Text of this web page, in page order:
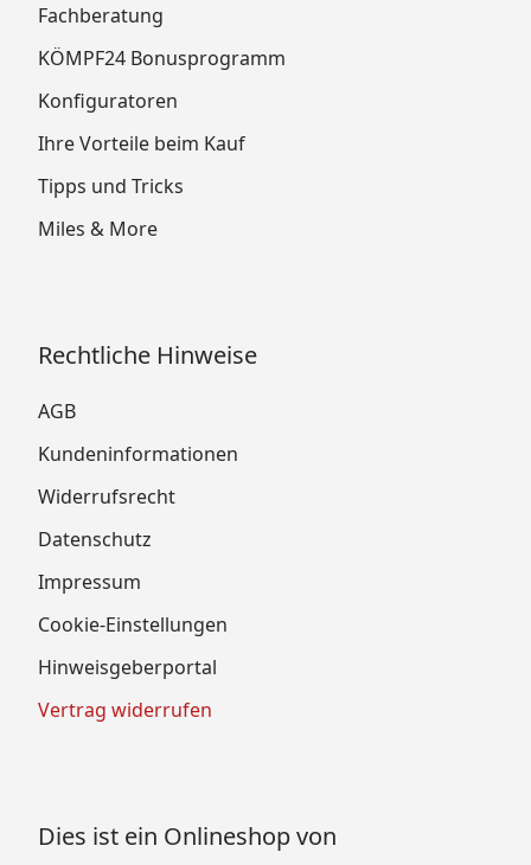
Fachberatung
KÖMPF24 Bonusprogramm
Konfiguratoren
Ihre Vorteile beim Kauf
Tipps und Tricks
Miles & More
Rechtliche Hinweise
AGB
Kundeninformationen
Widerrufsrecht
Datenschutz
Impressum
Cookie-Einstellungen
Hinweisgeberportal
Vertrag widerrufen
Dies ist ein Onlineshop von